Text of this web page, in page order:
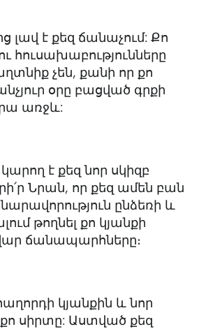
լավ է քեզ ճանաչում: Քո
հուսախաբությունները
չեն, քանի որ քո
օրը բացված գրքի
առջև:
է քեզ նոր սկիզբ
Նրան, որ քեզ ամեն բան
ընձեռի և
թողնել քո կյանքի
ճանապարհները։
կյանքին և նոր
քո սիրտը: Աստված քեզ